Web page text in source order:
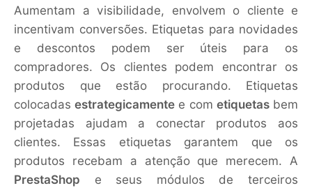
Aumentam a visibilidade, envolvem o cliente e
incentivam conversões. Etiquetas para novidades
e descontos podem ser úteis para os
compradores. Os clientes podem encontrar os
produtos que estão procurando. Etiquetas
colocadasestrategicamente e com etiquetasbem
projetadas ajudam a conectar produtos aos
clientes. Essas etiquetas garantem que os
produtos recebam a atenção que merecem. A
PrestaShop e seus módulos de terceiros